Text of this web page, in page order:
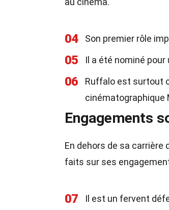
04 Son premier rôle
05 Il a été nominé pour
06
Ruffalo est surtout
cinématographique
Engagements
En dehors de sa
faits sur ses
07 Il est un fervent